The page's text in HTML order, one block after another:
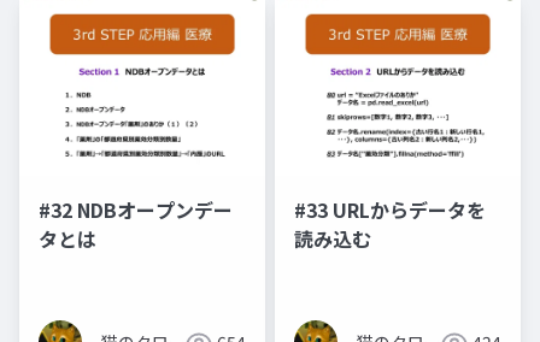
#32 NDBオープンデー
タとは
#33 URLからデータを
読み込む